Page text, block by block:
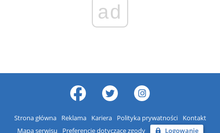
ad
Strona główna Reklama Kariera Polityka prywatności
Kontakt
Mapa serwisu
Preferencje dotyczące zgody Logowanie